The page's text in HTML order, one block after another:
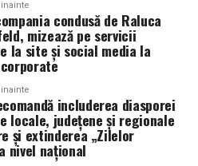
RESIDENCE, S&I BEST
CLIMA FREON
TINERETULUI; CLINICA
MIKO BEAUTY PALACE;
BODY SCULPT & SPA;
obisnuita intr-un
este una dintre cele mai
si poate face diferenta
una memorabila.
condusă de Raluca
mizează pe servicii
la site și social media la
includerea diasporei
locale, județene și regionale
și extinderea „Zilelor
nivel național